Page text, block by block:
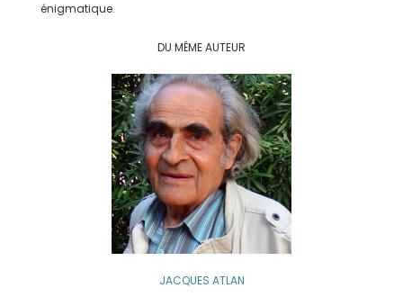
énigmatique.
DU MÊME AUTEUR
JACQUES ATLAN